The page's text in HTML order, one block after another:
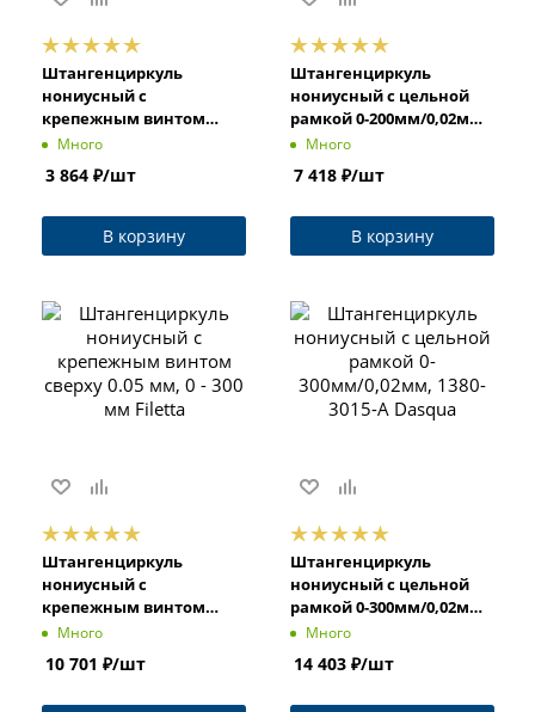
Штангенциркуль
нониусный с
крепежным винтом
сверху 0.02 мм, 0 - 150 мм
Много
3 864 ₽/шт
В корзину
Штангенциркуль
нониусный с цельной
рамкой 0-200мм/0,02мм,
1380-3010-A Dasqua
Много
7 418 ₽/шт
В корзину
Штангенциркуль
нониусный с
крепежным винтом
сверху 0.05 мм, 0 - 300 мм
Много
10 701 ₽/шт
Штангенциркуль
нониусный с цельной
рамкой 0-300мм/0,02мм,
1380-3015-A Dasqua
Много
14 403 ₽/шт